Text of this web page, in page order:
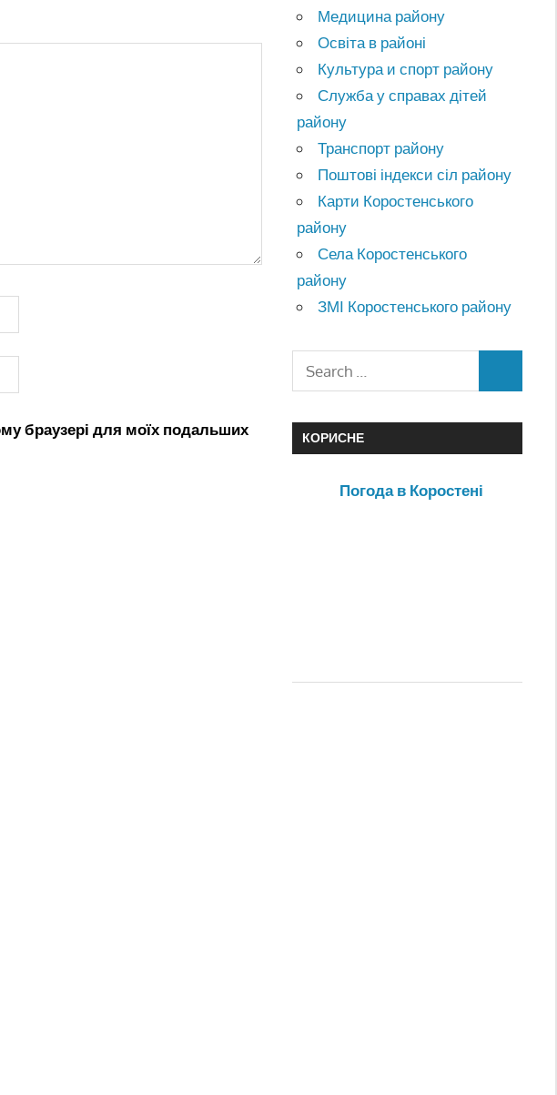
браузері для моїх подальших
Медицина району
Освіта в районі
Культура и спорт району
Служба у справах дітей
району
Транспорт району
Поштові індекси сіл району
Карти Коростенського
району
Села Коростенського
району
ЗМІ Коростенського району
КОРИСНЕ
Погода в Коростені